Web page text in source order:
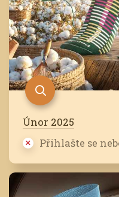
Únor 2025
Přihlašte se